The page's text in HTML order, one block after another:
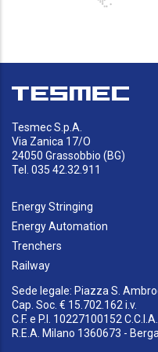
Tesmec S.p.A.
Via Zanica 17/O
24050 Grassobbio (BG)
Tel. 035 42.32.911
Energy Stringing
Energy Automation
Trenchers
Railway
Sede legale: Piazza S.
Cap. Soc. € 15.702.162 i.v.
C.F. e P.I. 10227100152
R.E.A. Milano 1360673 -